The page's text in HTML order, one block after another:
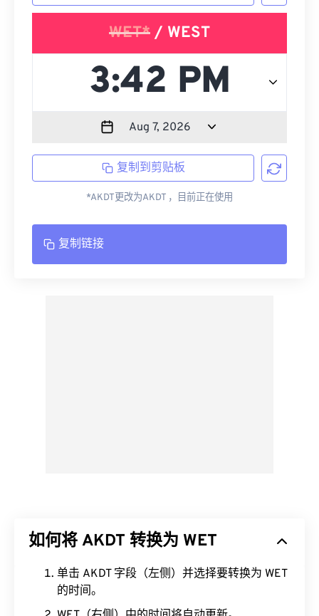
WET* / WEST
复制到剪贴板
*AKDT更改为AKDT ，目前正在使用
复制链接
如何将 AKDT 转换为 WET
单击 AKDT 字段（左侧）并选择要转换为 WET
的时间。